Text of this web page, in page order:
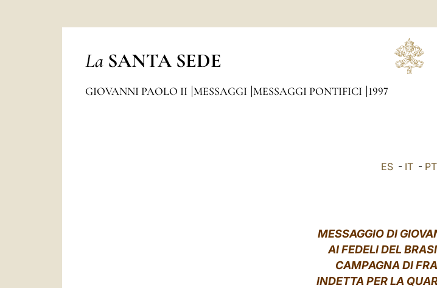
La SANTA SEDE
GIOVANNI PAOLO II MESSAGGI MESSAGGI PONTIFICI 1997
ES - IT - PT
MESSAGGIO DI
AI FEDELI DEL
CAMPAGNA DI
INDETTA PER LA